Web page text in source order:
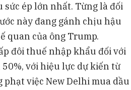
ép lớn nhất. Từng là đối
này đang gánh chịu hậu
quan của ông Trump.
đôi thuế nhập khẩu đối với
với hiệu lực dự kiến từ
việc New Delhi mua dầu